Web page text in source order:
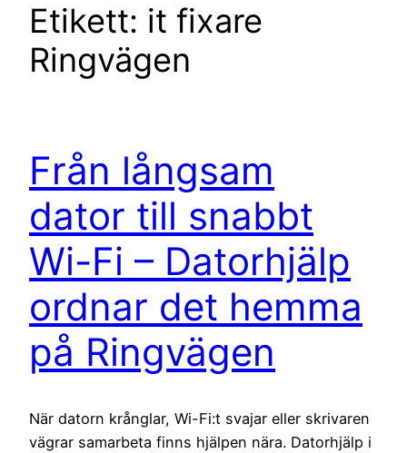
Etikett: it fixare
Ringvägen
Från långsam
dator till snabbt
Wi-Fi – Datorhjälp
ordnar det hemma
på Ringvägen
När datorn krånglar, Wi-Fi:t svajar eller skrivaren
vägrar samarbeta finns hjälpen nära. Datorhjälp i